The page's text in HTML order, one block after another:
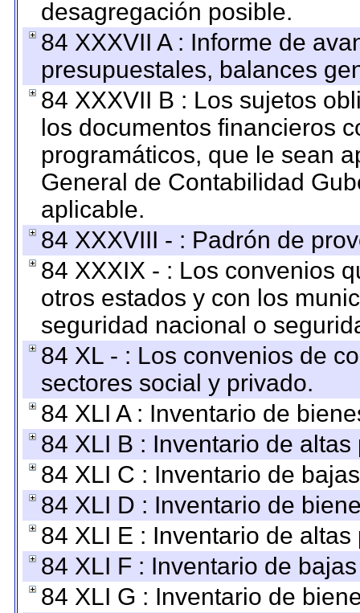
desagregación posible.
84 XXXVII A : Informe de
presupuestales, balances
84 XXXVII B : Los sujetos
los documentos financieros
programáticos, que le sean
General de Contabilidad
aplicable.
84 XXXVIII - : Padrón de
84 XXXIX - : Los convenios
otros estados y con los
seguridad nacional o
84 XL - : Los convenios de
sectores social y privado.
84 XLI A : Inventario de
84 XLI B : Inventario de
84 XLI C : Inventario de
84 XLI D : Inventario de
84 XLI E : Inventario de
84 XLI F : Inventario de
84 XLI G : Inventario de